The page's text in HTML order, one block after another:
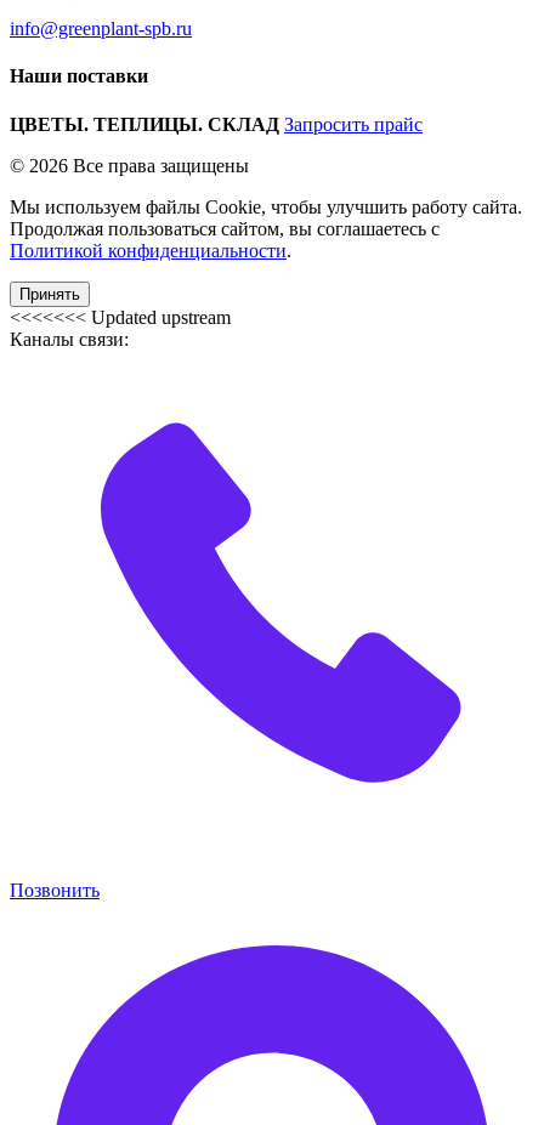
info@greenplant-spb.ru
Наши поставки
ЦВЕТЫ. ТЕПЛИЦЫ. СКЛАД Запросить прайс
© 2026 Все права защищены
Мы используем файлы Cookie, чтобы улучшить работу сайта.
Продолжая пользоваться сайтом, вы соглашаетесь с
Политикой конфиденциальности.
Принять
<<<<<<< Updated upstream
Каналы связи:
Позвонить